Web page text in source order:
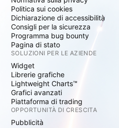
Politica sui cookies
Dichiarazione di accessibilità
Consigli per la sicurezza
Programma bug bounty
Pagina di stato
SOLUZIONI PER LE AZIENDE
Widget
Librerie grafiche
Lightweight Charts™
Grafici avanzati
Piattaforma di trading
OPPORTUNITÀ DI CRESCITA
Pubblicità